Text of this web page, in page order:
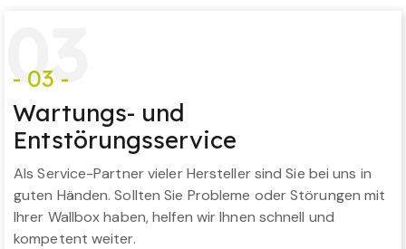
03
- 03 -
Wartungs- und
Entstörungsservice
Als Service-Partner vieler Hersteller sind Sie bei uns in
guten Händen. Sollten Sie Probleme oder Störungen mit
Ihrer Wallbox haben, helfen wir Ihnen schnell und
kompetent weiter.